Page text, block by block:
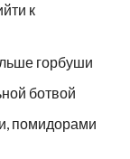
к
горбуши
ботвой
помидорами